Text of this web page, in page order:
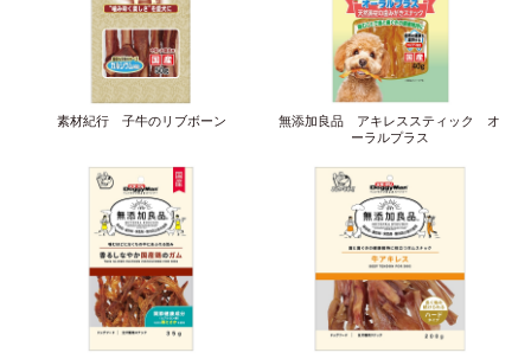
素材紀行 子牛のリブボーン
無添加良品 アキレススティック オ
ーラルプラス